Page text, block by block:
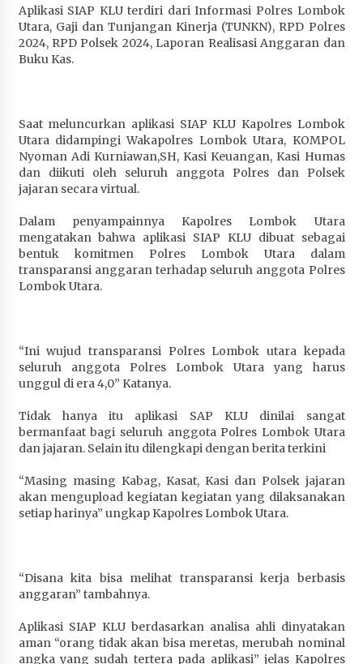
Penurunan Stunting di Sumbawa
4 minggu ago
Wabup Ansori Apresiasi Rekomendasi dan
Bupati Sumbawa Lepas 487 Atlet dari Berbagai
Cabor yang Akan Berjuang pada PORPROV XII
NTB 2026
1 bulan ago
BAZNAS Kabupaten Sumbawa Salurkan Bantuan
Program 100 Mustahik Per Desa di Desa Teluk
Santong
1 bulan ago
1 bulan ago
Terapkan “Polantas Menyapa”, Satlantas Polres
Sumbawa Berupaya Wujudkan Pelayanan
Kepolisian yang Profesional
1 bulan ago
Sumbawa Terus Dirasakan Masyarakat
1 bulan ago
Aplikasi SIAP KLU terdiri dari Informasi Polres Lombok
Utara, Gaji dan Tunjangan Kinerja (TUNKN), RPD Polres
2024, RPD Polsek 2024, Laporan Realisasi Anggaran dan
Buku Kas.
Saat meluncurkan aplikasi SIAP KLU Kapolres Lombok
Utara didampingi Wakapolres Lombok Utara, KOMPOL
Nyoman Adi Kurniawan,SH, Kasi Keuangan, Kasi Humas
dan diikuti oleh seluruh anggota Polres dan Polsek
jajaran secara virtual.
Dalam penyampainnya Kapolres Lombok Utara
mengatakan bahwa aplikasi SIAP KLU dibuat sebagai
bentuk komitmen Polres Lombok Utara dalam
transparansi anggaran terhadap seluruh anggota Polres
Lombok Utara.
“Ini wujud transparansi Polres Lombok utara kepada
seluruh anggota Polres Lombok Utara yang harus
unggul di era 4,0” Katanya.
Tidak hanya itu aplikasi SAP KLU dinilai sangat
bermanfaat bagi seluruh anggota Polres Lombok Utara
dan jajaran. Selain itu dilengkapi dengan berita terkini
“Masing masing Kabag, Kasat, Kasi dan Polsek jajaran
akan mengupload kegiatan kegiatan yang dilaksanakan
setiap harinya” ungkap Kapolres Lombok Utara.
“Disana kita bisa melihat transparansi kerja berbasis
anggaran” tambahnya.
Aplikasi SIAP KLU berdasarkan analisa ahli dinyatakan
aman “orang tidak akan bisa meretas, merubah nominal
angka yang sudah tertera pada aplikasi” jelas Kapolres